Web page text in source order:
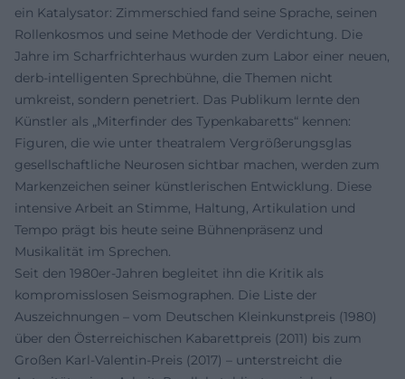
ein Katalysator: Zimmerschied fand seine Sprache, seinen
Rollenkosmos und seine Methode der Verdichtung. Die
Jahre im Scharfrichterhaus wurden zum Labor einer neuen,
derb-intelligenten Sprechbühne, die Themen nicht
umkreist, sondern penetriert. Das Publikum lernte den
Künstler als „Miterfinder des Typenkabaretts“ kennen:
Figuren, die wie unter theatralem Vergrößerungsglas
gesellschaftliche Neurosen sichtbar machen, werden zum
Markenzeichen seiner künstlerischen Entwicklung. Diese
intensive Arbeit an Stimme, Haltung, Artikulation und
Tempo prägt bis heute seine Bühnenpräsenz und
Musikalität im Sprechen.
Seit den 1980er-Jahren begleitet ihn die Kritik als
kompromisslosen Seismographen. Die Liste der
Auszeichnungen – vom Deutschen Kleinkunstpreis (1980)
über den Österreichischen Kabarettpreis (2011) bis zum
Großen Karl-Valentin-Preis (2017) – unterstreicht die